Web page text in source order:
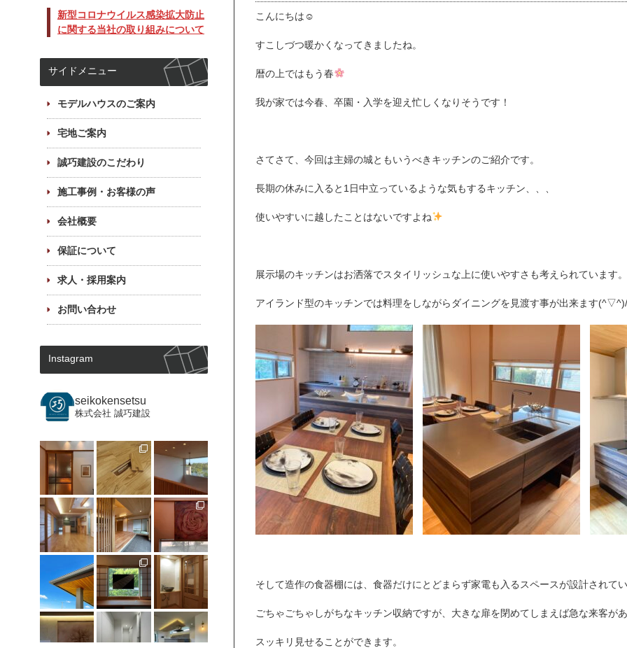
こんにちは☺
すこしづつ暖かくなってきましたね。
暦の上ではもう春
我が家では今春、卒園・入学を迎え忙しくなりそうです！
さてさて、今回は主婦の城ともいうべきキッチンのご紹介です。
長期の休みに入ると1日中立っているような気もするキッチン、、、
使いやすいに越したことはないですよね
展示場のキッチンはお洒落でスタイリッシュな上に使いやすさも考えられています。
アイランド型のキッチンでは料理をしながらダイニングを見渡す事が出来ます(^▽^)/
そして造作の食器棚には、食器だけにとどまらず家電も入るスペースが設計されて
ごちゃごちゃしがちなキッチン収納ですが、大きな扉を閉めてしまえば急な来客が
スッキリ見せることができます。
新型コロナウイルス感染拡大防止
に関する当社の取り組みについて
サイドメニュー
モデルハウスのご案内
宅地ご案内
誠巧建設のこだわり
施工事例・お客様の声
会社概要
保証について
求人・採用案内
お問い合わせ
Instagram
seikokensetsu
株式会社 誠巧建設